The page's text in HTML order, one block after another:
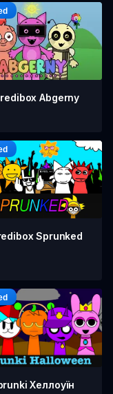
Abgerny
Sprunked
Хеллоуїн